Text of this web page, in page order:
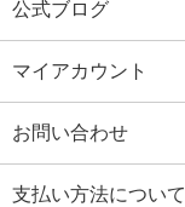
公式ブログ
マイアカウント
お問い合わせ
支払い方法について